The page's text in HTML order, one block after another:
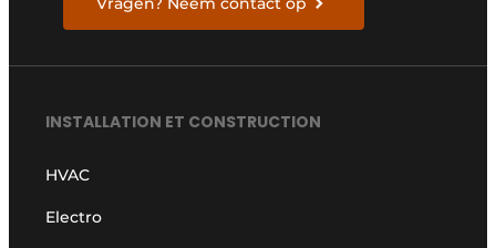
INSTALLATION ET CONSTRUCTION
HVAC
Electro